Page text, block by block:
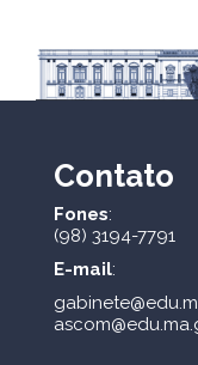
Contato
Fones:
(98) 3194-7791
E-mail: